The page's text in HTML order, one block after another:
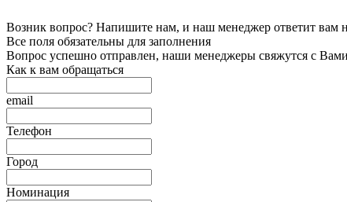
Возник вопрос? Напишите нам, и наш менеджер ответит вам
Все поля обязательны для заполнения
Вопрос успешно отправлен, наши менеджеры свяжутся с
Как к вам обращаться
email
Телефон
Город
Номинация